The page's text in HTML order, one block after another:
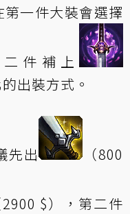
一件大裝會選擇
件補上
出裝方式。
先出 （800
2900 $），第二件